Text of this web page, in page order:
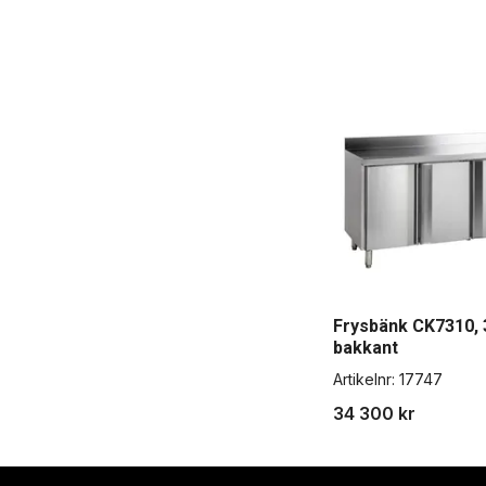
Frysbänk
bakkant
Artikelnr: 17747
34 300 kr